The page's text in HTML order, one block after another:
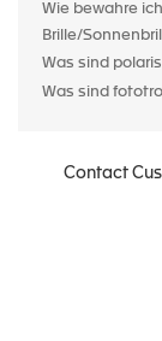
Wie bewahre
Brille/
Was sind
Was sind
Contact